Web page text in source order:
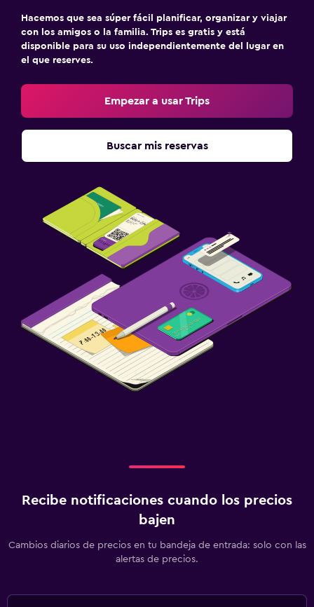
Cuna/cama nido disponibles
Hacemos que sea súper fácil planificar, organizar y viajar
con los amigos o la familia. Trips es gratis y está
disponible para su uso independientemente del lugar en
el que reserves.
Empezar a usar Trips
Buscar mis reservas
Recibe notificaciones cuando los precios
bajen
Cambios diarios de precios en tu bandeja de entrada: solo con las
alertas de precios.